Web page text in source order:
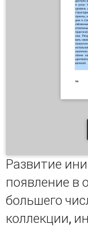
Развитие
появление в
большего
коллекции,